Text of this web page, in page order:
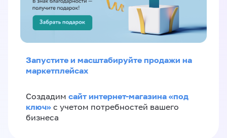
Запустите и масштабируйте продажи на
маркетплейсах
Создадим сайт интернет-магазина «под
ключ» с учетом потребностей вашего
бизнеса